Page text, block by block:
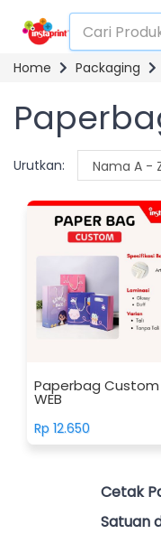
Home Packaging
Urutkan:
Paperbag Custom
WEB
Rp 12.650
Cetak
Satuan